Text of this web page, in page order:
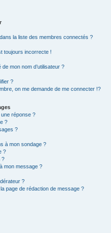
la liste des membres connectés ?
toujours incorrecte !
mon nom d’utilisateur ?
?
on me demande de me connecter !?
réponse ?
?
?
à mon sondage ?
?
?
mon message ?
?
page de rédaction de message ?